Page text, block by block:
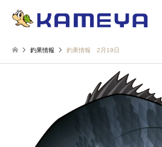
釣果情報 釣果情報 2月19日